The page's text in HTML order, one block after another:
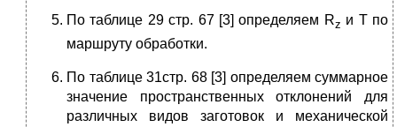
По таблице 29 стр. 67 [3] определяем Rz и T по
маршруту обработки.
По таблице 31стр. 68 [3] определяем суммарное
значение пространственных отклонений для
различных видов заготовок и механической